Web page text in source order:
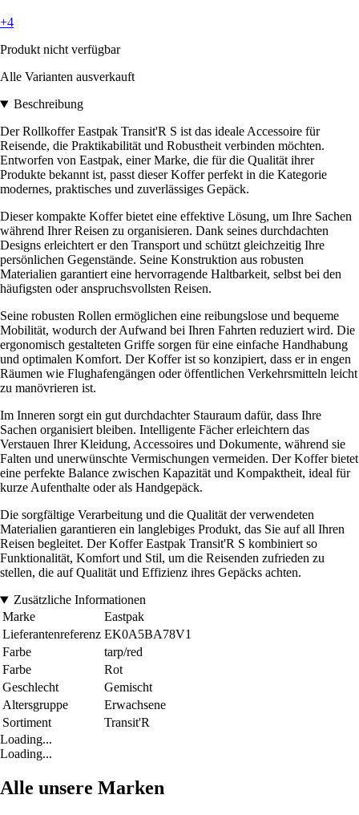
+4
Produkt nicht verfügbar
Alle Varianten ausverkauft
Beschreibung
Der Rollkoffer Eastpak Transit'R S ist das ideale Accessoire für
Reisende, die Praktikabilität und Robustheit verbinden möchten.
Entworfen von Eastpak, einer Marke, die für die Qualität ihrer
Produkte bekannt ist, passt dieser Koffer perfekt in die Kategorie
modernes, praktisches und zuverlässiges Gepäck.
Dieser kompakte Koffer bietet eine effektive Lösung, um Ihre Sachen
während Ihrer Reisen zu organisieren. Dank seines durchdachten
Designs erleichtert er den Transport und schützt gleichzeitig Ihre
persönlichen Gegenstände. Seine Konstruktion aus robusten
Materialien garantiert eine hervorragende Haltbarkeit, selbst bei den
häufigsten oder anspruchsvollsten Reisen.
Seine robusten Rollen ermöglichen eine reibungslose und bequeme
Mobilität, wodurch der Aufwand bei Ihren Fahrten reduziert wird. Die
ergonomisch gestalteten Griffe sorgen für eine einfache Handhabung
und optimalen Komfort. Der Koffer ist so konzipiert, dass er in engen
Räumen wie Flughafengängen oder öffentlichen Verkehrsmitteln leicht
zu manövrieren ist.
Im Inneren sorgt ein gut durchdachter Stauraum dafür, dass Ihre
Sachen organisiert bleiben. Intelligente Fächer erleichtern das
Verstauen Ihrer Kleidung, Accessoires und Dokumente, während sie
Falten und unerwünschte Vermischungen vermeiden. Der Koffer bietet
eine perfekte Balance zwischen Kapazität und Kompaktheit, ideal für
kurze Aufenthalte oder als Handgepäck.
Die sorgfältige Verarbeitung und die Qualität der verwendeten
Materialien garantieren ein langlebiges Produkt, das Sie auf all Ihren
Reisen begleitet. Der Koffer Eastpak Transit'R S kombiniert so
Funktionalität, Komfort und Stil, um die Reisenden zufrieden zu
stellen, die auf Qualität und Effizienz ihres Gepäcks achten.
Zusätzliche Informationen
Marke
Eastpak
Lieferantenreferenz EK0A5BA78V1
Farbe
tarp/red
Farbe
Rot
Geschlecht
Gemischt
Altersgruppe
Erwachsene
Sortiment
Transit'R
Loading...
Loading...
Alle unsere Marken